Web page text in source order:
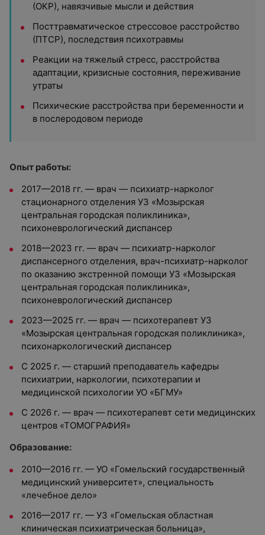
(ОКР), навязчивые мысли и действия
Посттравматическое стрессовое расстройство
(ПТСР), последствия психотравмы
Реакции на тяжелый стресс, расстройства
адаптации, кризисные состояния, переживание
утраты
Психические расстройства при беременности и
в послеродовом периоде
Опыт работы:
2017—2018 гг. — врач — психиатр-нарколог
стационарного отделения УЗ «Мозырская
центральная городская поликлиника»,
психоневрологический диспансер
2018—2023 гг. — врач — психиатр-нарколог
диспансерного отделения, врач-психиатр-нарколог
по оказанию экстренной помощи УЗ «Мозырская
центральная городская поликлиника»,
психоневрологический диспансер
2023—2025 гг. — врач — психотерапевт УЗ
«Мозырская центральная городская поликлиника»,
психонаркологический диспансер
С 2025 г. — старший преподаватель кафедры
психиатрии, наркологии, психотерапии и
медицинской психологии УО «БГМУ»
С 2026 г. — врач — психотерапевт сети медицинских
центров «ТОМОГРАФИЯ»
Образование:
2010—2016 гг. — УО «Гомельский государственный
медицинский университет», специальность
«лечебное дело»
2016—2017 гг. — УЗ «Гомельская областная
клиническая психиатрическая больница»,